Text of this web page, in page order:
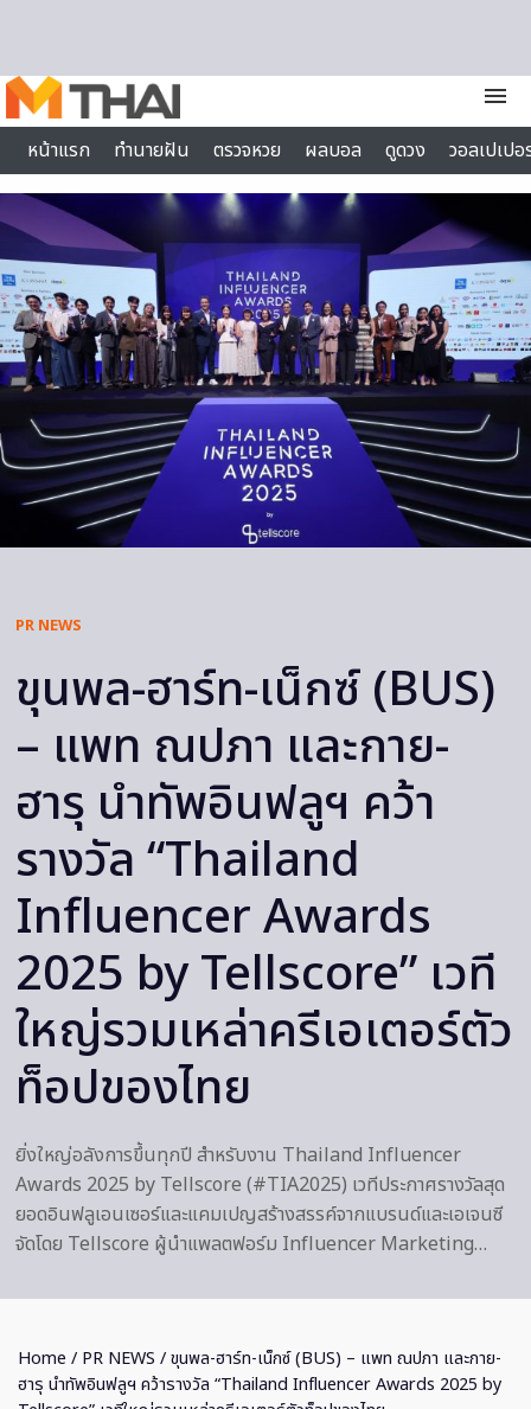
menu
หน้าแรก
ทำนายฝัน ตรวจหวย ผลบอล ดูดวง
วอลเปเป
ไลฟ์สไตล์
PR NEWS
ขุนพล-ฮาร์ท-เน็กซ์ (BUS)
– แพท ณปภา และกาย-
ฮารุ นำทัพอินฟลูฯ คว้า
รางวัล “Thailand
Influencer Awards
2025 by Tellscore” เวที
ใหญ่รวมเหล่าครีเอเตอร์ตัว
ท็อปของไทย
ยิ่งใหญ่อลังการขึ้นทุกปี สำหรับงาน Thailand Influencer
Awards 2025 by Tellscore (#TIA2025) เวทีประกาศรางวัลสุด
ยอดอินฟลูเอนเซอร์และแคมเปญสร้างสรรค์จากแบรนด์และเอเจนซี
จัดโดย Tellscore ผู้นำแพลตฟอร์ม Influencer Marketing…
Home / PR NEWS / ขุนพล-ฮาร์ท-เน็กซ์ (BUS) – แพท ณปภา และกาย-
ฮารุ นำทัพอินฟลูฯ คว้ารางวัล “Thailand Influencer Awards 2025 by